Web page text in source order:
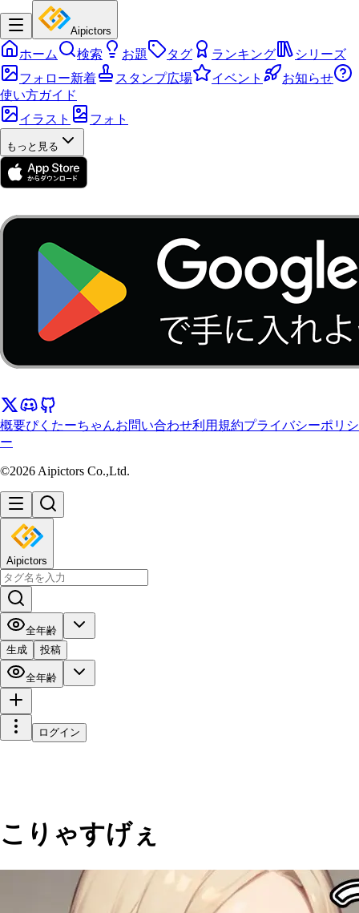
Aipictors
ホーム 検索 お題 タグ ランキング
シリーズ
フォロー新着
スタンプ広場 イベント
お知らせ
使い方ガイド
イラスト
フォト
もっと見る
概要ぴくたーちゃんお問い合わせ利用規約プライバシーポリシ
ー
©2026 Aipictors Co.,Ltd.
Aipictors
全年齢
生成
投稿
全年齢
ログイン
こりゃすげぇ